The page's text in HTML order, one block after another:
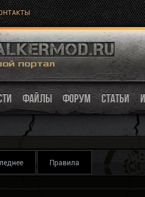
ФАЙЛЫ ФОРУМ СТАТЬИ
Правила